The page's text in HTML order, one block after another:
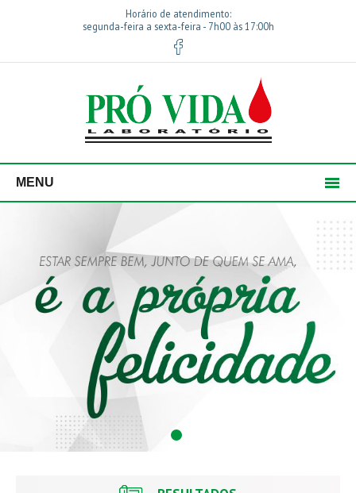
Horário de atendimento:
segunda-feira a sexta-feira - 7h00 às 17:00h
MENU